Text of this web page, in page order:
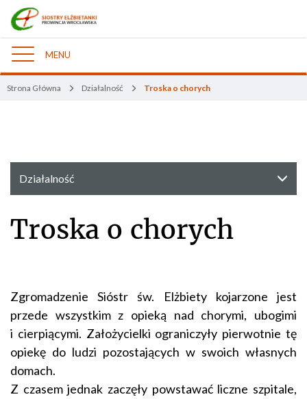
Nawigacja
MENU
Strona Główna Działalność Troska o chorych
Działalność
Troska o chorych
Zgromadzenie Sióstr św. Elżbiety kojarzone jest
przede wszystkim z opieką nad chorymi, ubogimi
i cierpiącymi. Założycielki ograniczyły pierwotnie tę
opiekę do ludzi pozostających w swoich własnych
domach.
Z czasem jednak zaczęły powstawać liczne szpitale,